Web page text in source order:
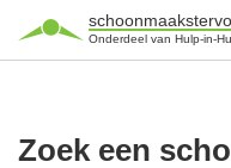
Onderdeel van Hulp-in-
Zoek een